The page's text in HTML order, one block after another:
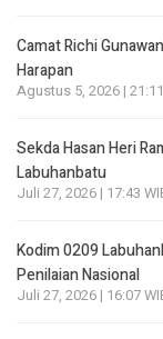
Camat Richi
Harapan
Agustus 5, 2026 |
Sekda Hasan Heri
Labuhanbatu
Juli 27, 2026 | 17:43
Kodim 0209
Penilaian Nasional
Juli 27, 2026 | 16:07